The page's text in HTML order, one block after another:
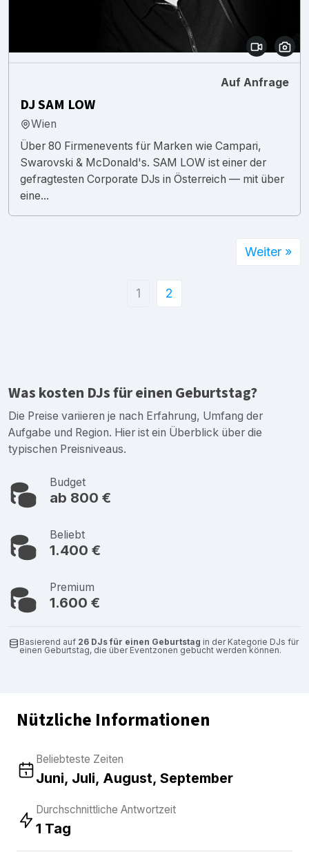
Auf Anfrage
DJ SAM LOW
Wien
Über 80 Firmenevents für Marken wie Campari,
Swarovski & McDonald's. SAM LOW ist einer der
gefragtesten Corporate DJs in Österreich — mit über
eine...
1 2
Weiter »
Was kosten DJs für einen Geburtstag?
Die Preise variieren je nach Erfahrung, Umfang der
Aufgabe und Region. Hier ist ein Überblick über die
typischen Preisniveaus.
Budget
ab 800 €
Beliebt
1.400 €
Premium
1.600 €
Basierend auf 26 DJs für einen Geburtstag in der Kategorie DJs für
einen Geburtstag, die über Eventzonen gebucht werden können.
Nützliche Informationen
Beliebteste Zeiten
Juni, Juli, August, September
Durchschnittliche Antwortzeit
1 Tag